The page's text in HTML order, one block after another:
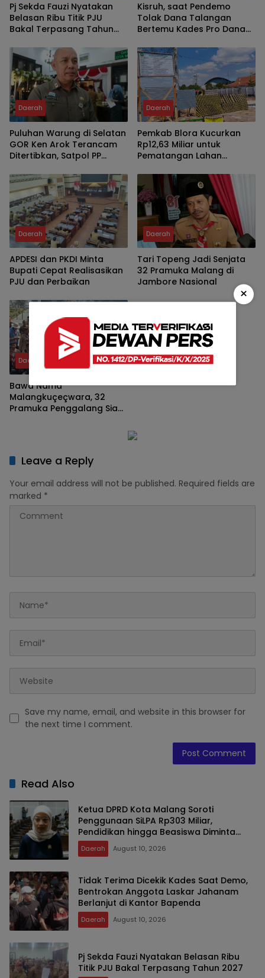
Pj Sekda Fauzi Nyatakan
Belasan Ribu Titik PJU
Bakal Terpasang Tahun
Kisruh, saat Pendemo
Tolak Dana Talangan
Bertemu Kades Pro Dana
Daerah
Puluhan Warung di Selatan
GOR Ken Arok Terancam
Ditertibkan, Satpol PP
Pendekatan Humanis
Daerah
Pemkab Blora Kucurkan
Rp12,63 Miliar untuk
Pematangan Lahan
Daerah
APDESI dan PKDI Minta
Bupati Cepat Realisasikan
PJU dan Perbaikan
Daerah
Tari Topeng Jadi Senjata
32 Pramuka Malang di
Jambore Nasional
Daerah
Bawa Nama
Malangkuçeçwara, 32
Pramuka Penggalang Siap
Leave a Reply
Your email address will not be published. Required fields are
marked *
Save my name, email, and website in this browser for
the next time I comment.
Read Also
Ketua DPRD Kota Malang Soroti
Penggunaan SiLPA Rp303 Miliar,
Pendidikan hingga Beasiswa Diminta
Lebih Tepat Sasaran
Daerah August 10, 2026
Tidak Terima Dicekik Kades Saat Demo,
Bentrokan Anggota Laskar Jahanam
Berlanjut di Kantor Bapenda
Daerah August 10, 2026
Pj Sekda Fauzi Nyatakan Belasan Ribu
Titik PJU Bakal Terpasang Tahun 2027
×